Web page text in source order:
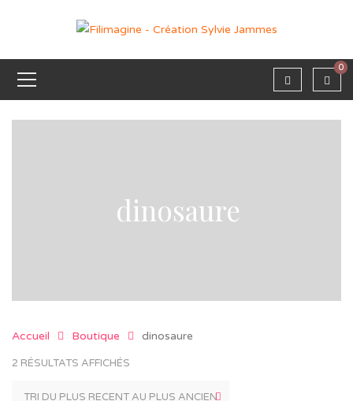
0
dinosaure
Accueil Boutique dinosaure
2 RÉSULTATS AFFICHÉS